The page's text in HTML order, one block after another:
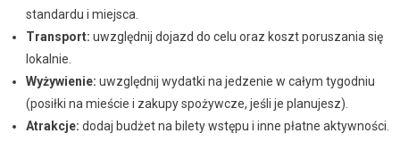
standardu i miejsca.
Transport: uwzględnij dojazd do celu oraz koszt poruszania się
lokalnie.
Wyżywienie: uwzględnij wydatki na jedzenie w całym tygodniu
(posiłki na mieście i zakupy spożywcze, jeśli je planujesz).
Atrakcje: dodaj budżet na bilety wstępu i inne płatne aktywności.